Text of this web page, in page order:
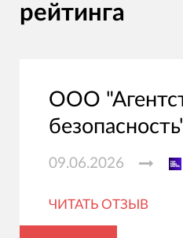
рейтинга
ООО
09.06.2026
ЧИТАТЬ ОТЗЫВ